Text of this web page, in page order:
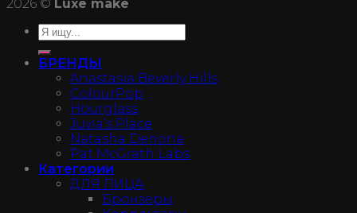
2026 © Luxe make
БРЕНДЫ
Anastasia Beverly Hills
ColourPop
Hourglass
Juvia’s Place
Natasha Denona
Pat McGrath Labs
Категории
ДЛЯ ЛИЦА
Бронзеры